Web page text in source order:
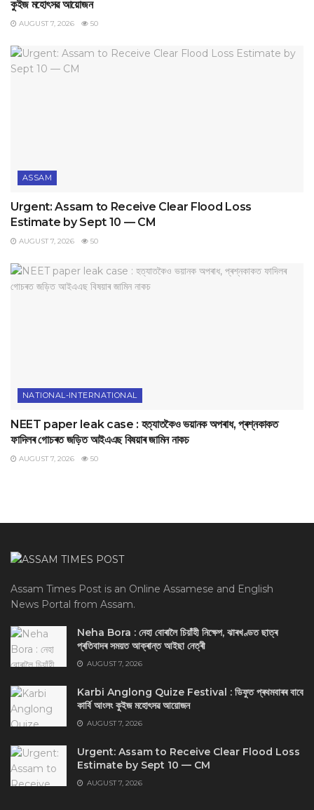
কুইজ মহোৎসৱ আয়োজন
AUGUST 7, 2026 50
ASSAM
Urgent: Assam to Receive Clear Flood Loss
Estimate by Sept 10 — CM
AUGUST 7, 2026 50
NATIONAL-INTERNATIONAL
NEET paper leak case : হত্যাতকৈও ভয়ানক অপৰাধ, প্ৰশ্নকাকত
ফাদিলৰ গোচৰত জড়িত আইএএছ বিষয়াৰ জামিন নাকচ
AUGUST 7, 2026 50
Assam Times Post is an Online Assamese and English
News Portal from Assam.
Neha Bora : নেহা বোৰালৈ চিয়াঁহী নিক্ষেপ, ঝাৰখণ্ডত ছাত্ৰ
প্ৰতিবাদৰ সময়ত আক্ৰান্ত আইছা নেত্ৰী
AUGUST 7, 2026
Karbi Anglong Quize Festival : ডিফুত প্ৰথমবাৰৰ বাবে
কাৰ্বি আংলং কুইজ মহোৎসৱ আয়োজন
AUGUST 7, 2026
Urgent: Assam to Receive Clear Flood Loss
Estimate by Sept 10 — CM
AUGUST 7, 2026